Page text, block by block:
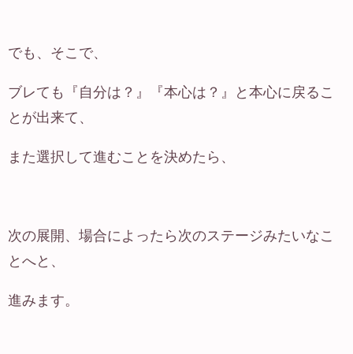
でも、そこで、
ブレても『自分は？』『本心は？』と本心に戻るこ
とが出来て、
また選択して進むことを決めたら、
次の展開、場合によったら次のステージみたいなこ
とへと、
進みます。